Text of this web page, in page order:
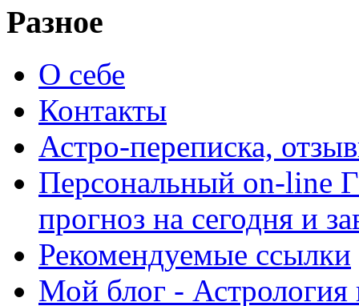
Разное
О себе
Контакты
Астро-переписка,
Персональный on-
прогноз на сегодня и
Рекомендуемые ссылки
Мой блог - Астрология